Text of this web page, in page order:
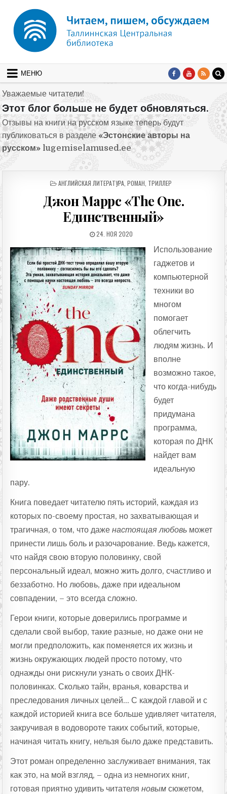
МЕНЮ
Уважаемые читатели!
Этот блог больше не будет обновляться.
Отзывы на книги на русском языке теперь будут
публиковаться в разделе «Эстонские авторы на
русском» lugemiselamused.ee
ОПУБЛИКОВАНО В
АНГЛИЙСКАЯ ЛИТЕРАТУРА РОМАН ТРИЛЛЕР
Джон Маррс «The One.
Единственный»
ДАТА ПУБЛИКАЦИИ:
24. НОЯ 2020
Использование
гаджетов и
компьютерной
техники во
многом
помогает
облегчить
людям жизнь. И
вполне
возможно такое,
что когда-нибудь
будет
придумана
программа,
которая по ДНК
найдет вам
идеальную
пару.
Книга поведает читателю пять историй, каждая из
которых по-своему простая, но захватывающая и
трагичная, о том, что даженастоящая любовь может
принести лишь боль и разочарование. Ведь кажется,
что найдя свою вторую половинку, свой
персональный идеал, можно жить долго, счастливо и
беззаботно. Но любовь, даже при идеальном
совпадении, – это всегда сложно.
Герои книги, которые доверились программе и
сделали свой выбор, такие разные, но даже они не
могли предположить, как поменяется их жизнь и
жизнь окружающих людей просто потому, что
однажды они рискнули узнать о своих ДНК-
половинках. Сколько тайн, вранья, коварства и
преследования личных целей… С каждой главой и с
каждой историей книга все больше удивляет читателя,
закручивая в водовороте таких событий, которые,
начиная читать книгу, нельзя было даже представить.
Этот роман определенно заслуживает внимания, так
как это, на мой взгляд, – одна из немногих книг,
готовая приятно удивить читателяновымсюжетом,